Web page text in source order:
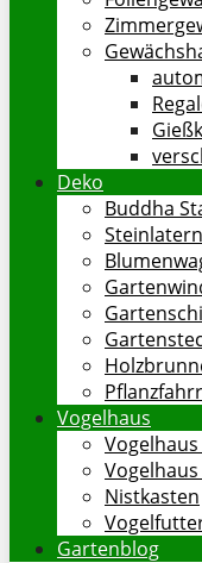
Deko
Buddha
Vogelhaus
Nistkasten
Gartenblog